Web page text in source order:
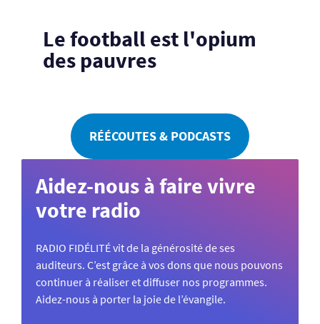
Le football est l'opium
des pauvres
RÉÉCOUTES & PODCASTS
Aidez-nous à faire vivre
votre radio
RADIO FIDÉLITÉ vit de la générosité de ses
auditeurs. C’est grâce à vos dons que nous pouvons
continuer à réaliser et diffuser nos programmes.
Aidez-nous à porter la joie de l’évangile.